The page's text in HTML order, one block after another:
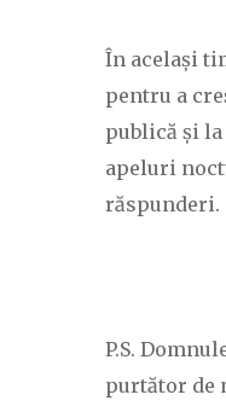
În același
pentru a
publică și
apeluri
răspunderi.
P.S.
purtător de